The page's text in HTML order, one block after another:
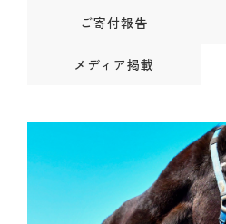
ご寄付報告
メディア掲載